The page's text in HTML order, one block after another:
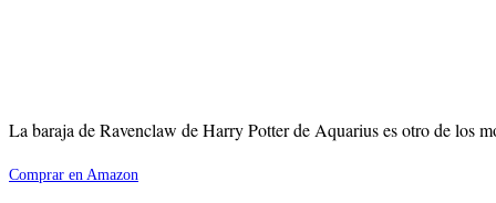
La baraja de Ravenclaw de Harry Potter de Aquarius es otro de los
Comprar en Amazon